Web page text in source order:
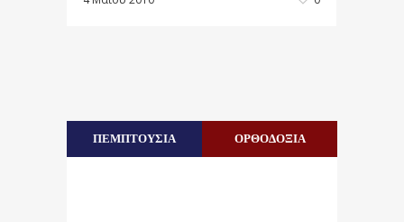
ΠΕΜΠΤΟΥΣΙΑ ΟΡΘΟΔΟΞΙΑ